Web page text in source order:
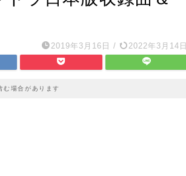
2019年3月16日 /
2022年3月14日
む場合があります